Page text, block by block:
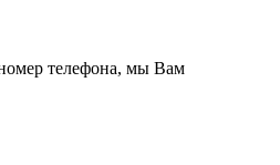
телефона, мы Вам